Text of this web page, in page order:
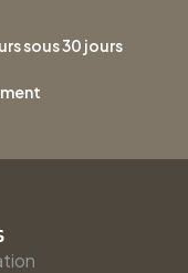
sous 30 jours